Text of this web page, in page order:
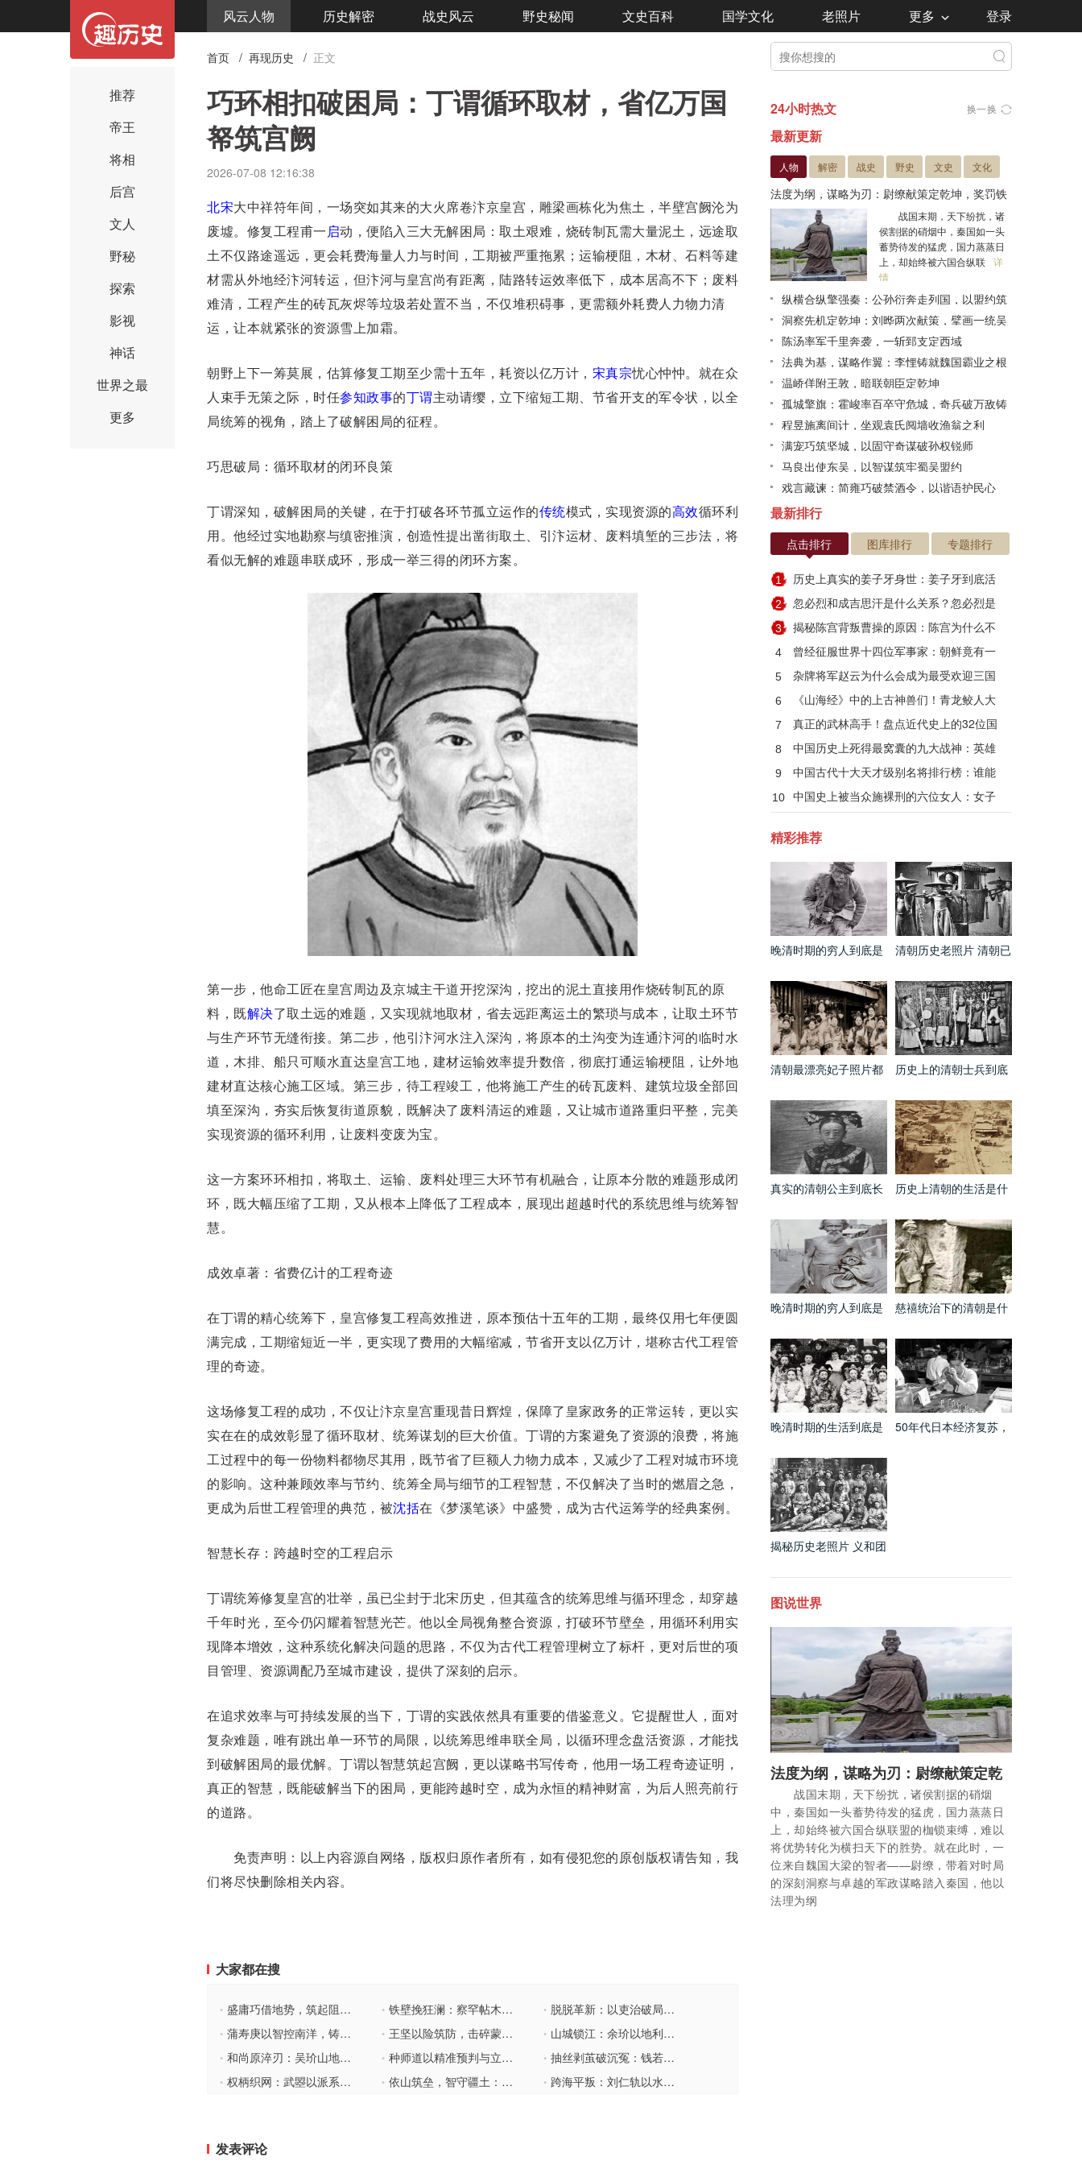
风云人物 历史解密 战史风云 野史秘闻 文史百科 国学文化 老照片 更多 登录
推荐
帝王
将相
后宫
文人
野秘
探索
影视
神话
世界之最
更多
首页 / 再现历史 / 正文
巧环相扣破困局：丁谓循环取材，省亿万国
帑筑宫阙
2026-07-08 12:16:38
北宋大中祥符年间，一场突如其来的大火席卷汴京皇宫，雕梁画栋化为焦土，半壁宫阙沦为
废墟。修复工程甫一启动，便陷入三大无解困局：取土艰难，烧砖制瓦需大量泥土，远途取
土不仅路途遥远，更会耗费海量人力与时间，工期被严重拖累；运输梗阻，木材、石料等建
材需从外地经汴河转运，但汴河与皇宫尚有距离，陆路转运效率低下，成本居高不下；废料
难清，工程产生的砖瓦灰烬等垃圾若处置不当，不仅堆积碍事，更需额外耗费人力物力清
运，让本就紧张的资源雪上加霜。
朝野上下一筹莫展，估算修复工期至少需十五年，耗资以亿万计， 宋真宗忧心忡忡。就在众
人束手无策之际，时任参知政事的丁谓主动请缨，立下缩短工期、节省开支的军令状，以全
局统筹的视角，踏上了破解困局的征程。
巧思破局：循环取材的闭环良策
丁谓深知，破解困局的关键，在于打破各环节孤立运作的传统模式，实现资源的高效循环利
用。他经过实地勘察与缜密推演，创造性提出凿街取土、引汴运材、废料填堑的三步法，将
看似无解的难题串联成环，形成一举三得的闭环方案。
第一步，他命工匠在皇宫周边及京城主干道开挖深沟，挖出的泥土直接用作烧砖制瓦的原
料，既解决了取土远的难题，又实现就地取材，省去远距离运土的繁琐与成本，让取土环节
与生产环节无缝衔接。第二步，他引汴河水注入深沟，将原本的土沟变为连通汴河的临时水
道，木排、船只可顺水直达皇宫工地，建材运输效率提升数倍，彻底打通运输梗阻，让外地
建材直达核心施工区域。第三步，待工程竣工，他将施工产生的砖瓦废料、建筑垃圾全部回
填至深沟，夯实后恢复街道原貌，既解决了废料清运的难题，又让城市道路重归平整，完美
实现资源的循环利用，让废料变废为宝。
这一方案环环相扣，将取土、运输、废料处理三大环节有机融合，让原本分散的难题形成闭
环，既大幅压缩了工期，又从根本上降低了工程成本，展现出超越时代的系统思维与统筹智
慧。
成效卓著：省费亿计的工程奇迹
在丁谓的精心统筹下，皇宫修复工程高效推进，原本预估十五年的工期，最终仅用七年便圆
满完成，工期缩短近一半，更实现了费用的大幅缩减，节省开支以亿万计，堪称古代工程管
理的奇迹。
这场修复工程的成功，不仅让汴京皇宫重现昔日辉煌，保障了皇家政务的正常运转，更以实
实在在的成效彰显了循环取材、统筹谋划的巨大价值。丁谓的方案避免了资源的浪费，将施
工过程中的每一份物料都物尽其用，既节省了巨额人力物力成本，又减少了工程对城市环境
的影响。这种兼顾效率与节约、统筹全局与细节的工程智慧，不仅解决了当时的燃眉之急，
更成为后世工程管理的典范，被沈括在《梦溪笔谈》中盛赞，成为古代运筹学的经典案例。
智慧长存：跨越时空的工程启示
丁谓统筹修复皇宫的壮举，虽已尘封于北宋历史，但其蕴含的统筹思维与循环理念，却穿越
千年时光，至今仍闪耀着智慧光芒。他以全局视角整合资源，打破环节壁垒，用循环利用实
现降本增效，这种系统化解决问题的思路，不仅为古代工程管理树立了标杆，更对后世的项
目管理、资源调配乃至城市建设，提供了深刻的启示。
在追求效率与可持续发展的当下，丁谓的实践依然具有重要的借鉴意义。它提醒世人，面对
复杂难题，唯有跳出单一环节的局限，以统筹思维串联全局，以循环理念盘活资源，才能找
到破解困局的最优解。丁谓以智慧筑起宫阙，更以谋略书写传奇，他用一场工程奇迹证明，
真正的智慧，既能破解当下的困局，更能跨越时空，成为永恒的精神财富，为后人照亮前行
的道路。
免责声明：以上内容源自网络，版权归原作者所有，如有侵犯您的原创版权请告知，我
们将尽快删除相关内容。
大家都在搜
• 盛庸巧借地势，筑起阻遏燕王的铜墙铁壁 • 铁壁挽狂澜：察罕帖木儿分区围剿，重绘中原版图 • 脱脱革新：以吏治破局，为元朝续命的最后努力
• 蒲寿庚以智控南洋，铸就宋元海贸霸权 • 王坚以险筑防，击碎蒙古铁骑的征服神话 • 山城锁江：余玠以地利筑就南宋西陲铁壁
• 和尚原淬刃：吴玠山地战斩断金军铁蹄 • 种师道以精准预判与立体布防，挽北宋危局于既倒 • 抽丝剥茧破沉冤：钱若水以严谨取证改写多年冤狱
• 权柄织网：武曌以派系制衡独掌皇权的铁腕棋局 • 依山筑垒，智守疆土：黑齿常之的抗蕃防御传奇 • 跨海平叛：刘仁轨以水陆奇谋稳固大唐海外疆土
发表评论
24小时热文 换一换
最新更新
人物 解密 战史 野史 文史 文化
法度为纲，谋略为刃：尉缭献策定乾坤，奖罚铁
律铸秦统
战国末期，天下纷扰，诸
侯割据的硝烟中，秦国如一头
蓄势待发的猛虎，国力蒸蒸日
上，却始终被六国合纵联 详
情
纵横合纵擎强秦：公孙衍奔走列国，以盟约筑
起抗秦屏障
洞察先机定乾坤：刘晔两次献策，擘画一统吴
蜀蓝图
陈汤率军千里奔袭，一斩郅支定西域
法典为基，谋略作翼：李悝铸就魏国霸业之根
温峤佯附王敦，暗联朝臣定乾坤
孤城擎旗：霍峻率百卒守危城，奇兵破万敌铸
传奇
程昱施离间计，坐观袁氏阋墙收渔翁之利
满宠巧筑坚城，以固守奇谋破孙权锐师
马良出使东吴，以智谋筑牢蜀吴盟约
戏言藏谏：简雍巧破禁酒令，以谐语护民心
最新排行
点击排行 图库排行 专题排行
1
历史上真实的姜子牙身世：姜子牙到底活
了多少岁
2
忽必烈和成吉思汗是什么关系？忽必烈是
因何而死
3
揭秘陈宫背叛曹操的原因：陈宫为什么不
跟刘备？
4
曾经征服世界十四位军事家：朝鲜竟有一
人入选
5
杂牌将军赵云为什么会成为最受欢迎三国
武将？
6
《山海经》中的上古神兽们！青龙鲛人大
集合
7
真正的武林高手！盘点近代史上的32位国
术大师
8
中国历史上死得最窝囊的九大战神：英雄
无善终！
9
中国古代十大天才级别名将排行榜：谁能
当第一？
10
中国史上被当众施裸刑的六位女人：女子
裸刑秘闻
精彩推荐
晚清时期的穷人到底是
完全不同
清朝历史老照片 清朝已
清朝最漂亮妃子照片都
知道了
历史上的清朝士兵到底
所事事
真实的清朝公主到底长
吧
历史上清朝的生活是什
这个时代吗
晚清时期的穷人到底是
完全不是一个级别
慈禧统治下的清朝是什
瘦的已经皮包骨头了
晚清时期的生活到底是
一眼就能看出
50年代日本经济复苏，
揭秘历史老照片 义和团
图说世界
法度为纲，谋略为刃：尉缭献策定乾
坤，奖罚铁律铸秦统
战国末期，天下纷扰，诸侯割据的硝烟
中，秦国如一头蓄势待发的猛虎，国力蒸蒸日
上，却始终被六国合纵联盟的枷锁束缚，难以
将优势转化为横扫天下的胜势。就在此时，一
位来自魏国大梁的智者——尉缭，带着对时局
的深刻洞察与卓越的军政谋略踏入秦国，他以
法理为纲